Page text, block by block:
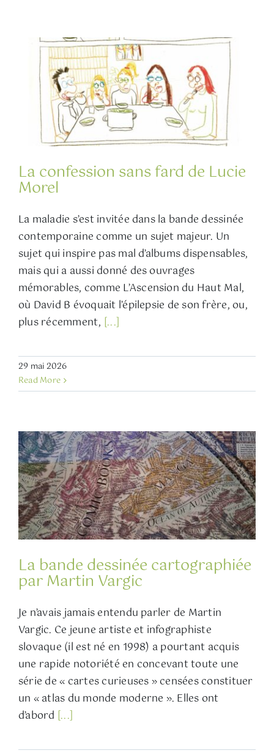
La confession sans fard de Lucie
Morel
La maladie s’est invitée dans la bande dessinée
contemporaine comme un sujet majeur. Un
sujet qui inspire pas mal d’albums dispensables,
mais qui a aussi donné des ouvrages
mémorables, comme L’Ascension du Haut Mal,
où David B évoquait l’épilepsie de son frère, ou,
plus récemment, [...]
29 mai 2026
Read More
La bande dessinée cartographiée
par Martin Vargic
Je n’avais jamais entendu parler de Martin
Vargic. Ce jeune artiste et infographiste
slovaque (il est né en 1998) a pourtant acquis
une rapide notoriété en concevant toute une
série de « cartes curieuses » censées constituer
un « atlas du monde moderne ». Elles ont
d’abord [...]